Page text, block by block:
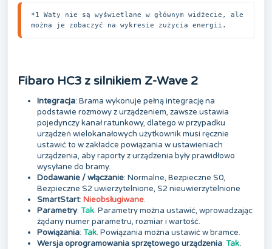
*1 Waty nie są wyświetlane w głównym widżecie, ale
można je zobaczyć na wykresie zużycia energii.
Fibaro HC3 z silnikiem Z-Wave 2
Integracja: Brama wykonuje pełną integrację na
podstawie rozmowy z urządzeniem, zawsze ustawia
pojedynczy kanał ratunkowy, dlatego w przypadku
urządzeń wielokanałowych użytkownik musi ręcznie
ustawić to w zakładce powiązania w ustawieniach
urządzenia, aby raporty z urządzenia były prawidłowo
wysyłane do bramy.
Dodawanie / włączanie: Normalne, Bezpieczne S0,
Bezpieczne S2 uwierzytelnione, S2 nieuwierzytelnione
SmartStart: Nieobsługiwane.
Parametry: Tak. Parametry można ustawić, wprowadzając
żądany numer parametru, rozmiar i wartość.
Powiązania: Tak. Powiązania można ustawić w bramce.
Wersja oprogramowania sprzętowego urządzenia: Tak.